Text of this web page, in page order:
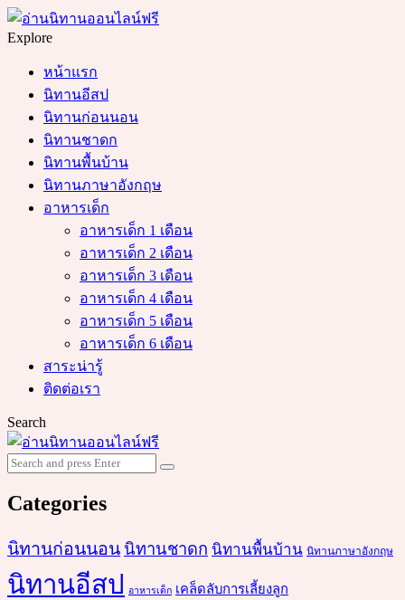
Menu
Search
Explore
หน้าแรก
นิทานอีสป
นิทานก่อนนอน
นิทานชาดก
นิทานพื้นบ้าน
นิทานภาษาอังกฤษ
อาหารเด็ก
อาหารเด็ก 1 เดือน
อาหารเด็ก 2 เดือน
อาหารเด็ก 3 เดือน
อาหารเด็ก 4 เดือน
อาหารเด็ก 5 เดือน
อาหารเด็ก 6 เดือน
สาระน่ารู้
ติดต่อเรา
Search
Search
for:
Search
Categories
นิทานก่อนนอน นิทานชาดก นิทานพื้นบ้าน นิทานภาษาอังกฤษ
นิทานอีสป อาหารเด็ก เคล็ดลับการเลี้ยงลูก